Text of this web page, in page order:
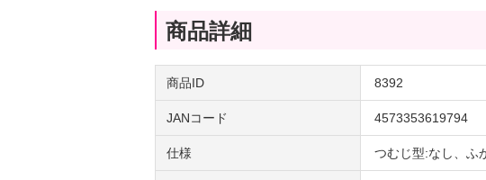
商品詳細
商品ID 8392
JANコード 4573353619794
仕様 つむじ型:なし、